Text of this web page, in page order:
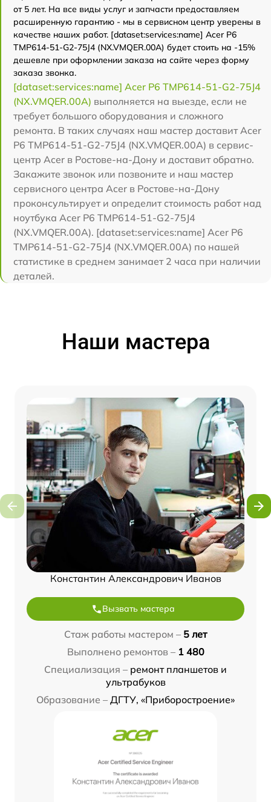
от 5 лет. На все виды услуг и запчасти предоставляем
расширенную гарантию - мы в сервисном центр уверены в
качестве наших работ. [dataset:services:name] Acer P6
TMP614-51-G2-75J4 (NX.VMQER.00A) будет стоить на -15%
дешевле при оформлении заказа на сайте через форму
заказа звонка.
[dataset:services:name] Acer P6 TMP614-51-G2-75J4
(NX.VMQER.00A) выполняется на выезде, если не
требует большого оборудования и сложного
ремонта. В таких случаях наш мастер доставит Acer
P6 TMP614-51-G2-75J4 (NX.VMQER.00A) в сервис-
центр Acer в Ростове-на-Дону и доставит обратно.
Закажите звонок или позвоните и наш мастер
сервисного центра Acer в Ростове-на-Дону
проконсультирует и определит стоимость работ над
ноутбука Acer P6 TMP614-51-G2-75J4
(NX.VMQER.00A). [dataset:services:name] Acer P6
TMP614-51-G2-75J4 (NX.VMQER.00A) по нашей
статистике в среднем занимает 2 часа при наличии
деталей.
Наши мастера
Константин Александрович Иванов
Вызвать мастера
Стаж работы мастером – 5 лет
Выполнено ремонтов – 1 480
Специализация – ремонт планшетов и
ультрабуков
Образование – ДГТУ, «Приборостроение»